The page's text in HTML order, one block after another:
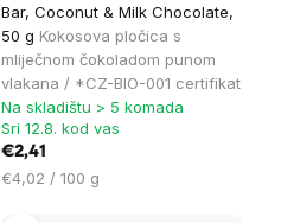
Bar, Coconut & Milk Chocolate,
50 g Kokosova pločica s
mliječnom čokoladom punom
vlakana / *CZ-BIO-001 certifikat
Na skladištu > 5 komada
Sri 12.8. kod vas
€2,41
Cijena
€4,02 / 100 g